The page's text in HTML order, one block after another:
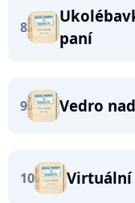
8
paní
9 Vedro
10